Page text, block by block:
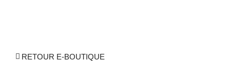
RETOUR E-BOUTIQUE